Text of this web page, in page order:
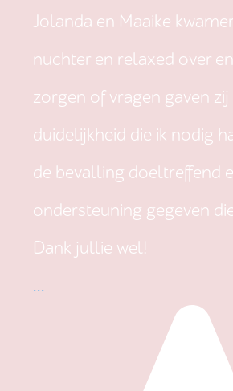
Jolanda en Maaike
nuchter en relaxed over
zorgen of vragen gaven
duidelijkheid die ik nodig
de bevalling doeltreffend
ondersteuning gegeven
Dank jullie wel!
...